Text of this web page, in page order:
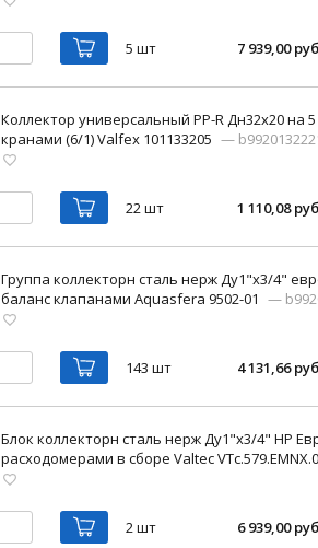
5 шт 7 939,00
Коллектор универсальный PP-R Дн32х20
кранами (6/1) Valfex 101133205 —
22 шт 1 110,08
Группа коллекторн сталь нерж Ду1"х3/4"
баланс клапанами Aquasfera 9502-01 —
143 шт 4 131,66
Блок коллекторн сталь нерж Ду1"х3/4" НР
расходомерами в сборе Valtec
2 шт 6 939,00